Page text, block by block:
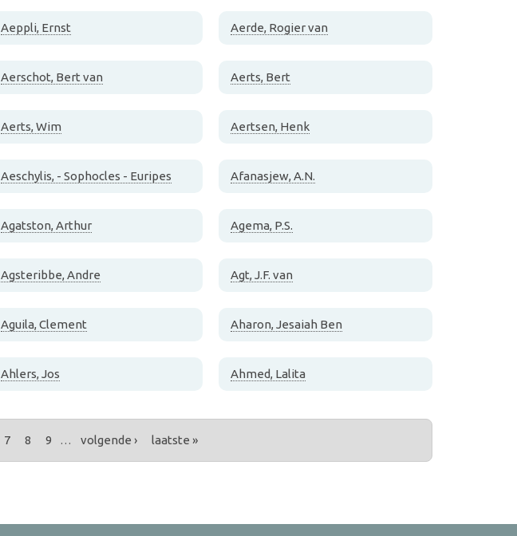
Aeppli, Ernst Aerde, Rogier van
Aerschot, Bert van Aerts, Bert
Aerts, Wim Aertsen, Henk
Aeschylis, - Sophocles - Euripes Afanasjew, A.N.
Agatston, Arthur Agema, P.S.
Agsteribbe, Andre Agt, J.F. van
Aguila, Clement Aharon, Jesaiah Ben
Ahlers, Jos Ahmed, Lalita
7 8 9 … volgende › laatste »